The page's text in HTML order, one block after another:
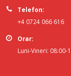
Telefon:
+4 0724 066 616
Orar:
Luni-Vineri: 08:00-